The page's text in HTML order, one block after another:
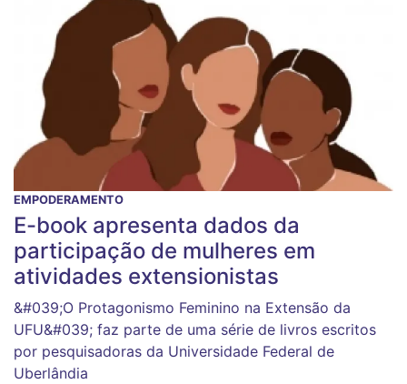
EMPODERAMENTO
E-book apresenta dados da
participação de mulheres em
atividades extensionistas
&#039;O Protagonismo Feminino na Extensão da
UFU&#039; faz parte de uma série de livros escritos
por pesquisadoras da Universidade Federal de
Uberlândia